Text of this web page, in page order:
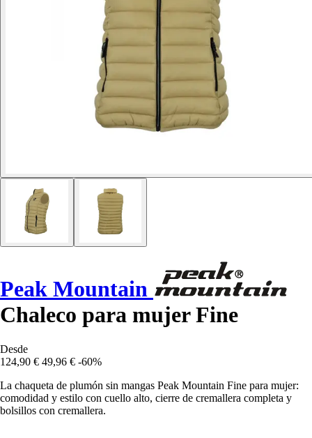
Peak Mountain
Chaleco para mujer Fine
Desde
124,90 € 49,96 € -60%
La chaqueta de plumón sin mangas Peak Mountain Fine para mujer:
comodidad y estilo con cuello alto, cierre de cremallera completa y
bolsillos con cremallera.